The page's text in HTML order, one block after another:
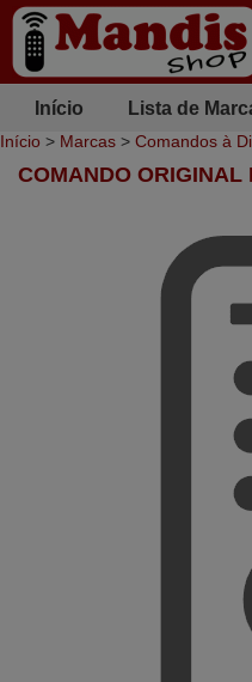
Início Lista de
Início > Marcas > Comandos à
COMANDO ORIGINAL